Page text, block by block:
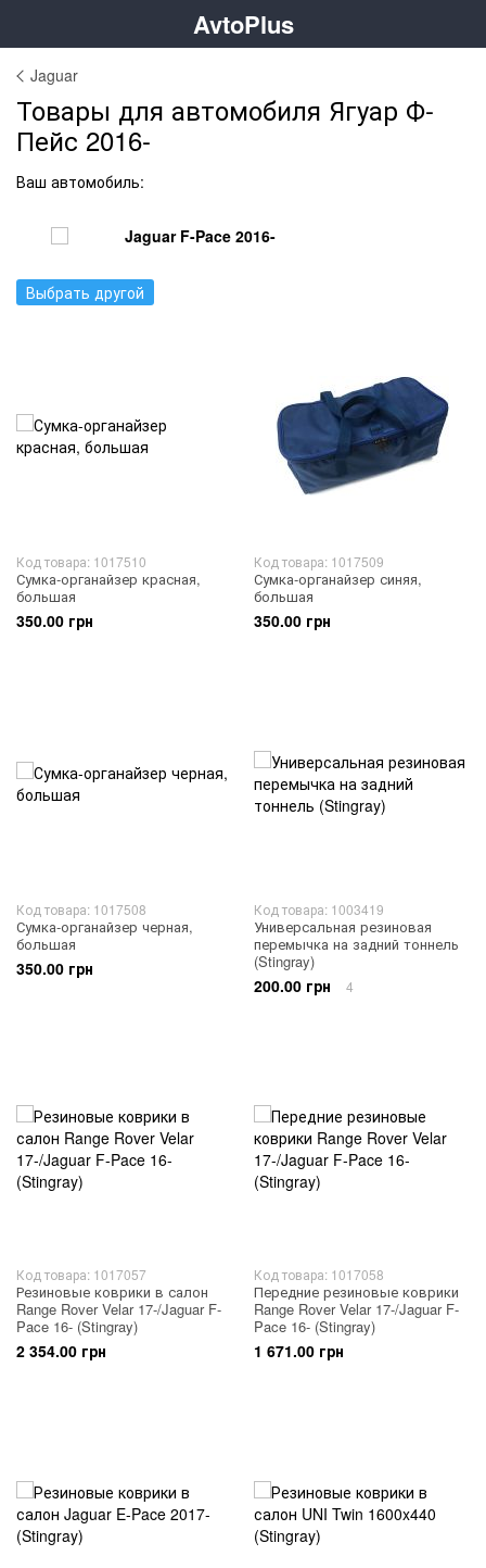
Jaguar
Товары для автомобиля Ягуар Ф-
Пейс 2016-
Ваш автомобиль:
Jaguar F-Pace 2016-
Выбрать другой
Код товара: 1017510
Сумка-органайзер красная,
большая
350.00 грн
Код товара: 1017509
Сумка-органайзер синяя,
большая
350.00 грн
Код товара: 1017508
Сумка-органайзер черная,
большая
350.00 грн
Код товара: 1003419
Универсальная резиновая
перемычка на задний тоннель
(Stingray)
200.00 грн 4
Код товара: 1017057
Резиновые коврики в салон
Range Rover Velar 17-/Jaguar F-
Pace 16- (Stingray)
2 354.00 грн
Код товара: 1017058
Передние резиновые коврики
Range Rover Velar 17-/Jaguar F-
Pace 16- (Stingray)
1 671.00 грн
AvtoPlus